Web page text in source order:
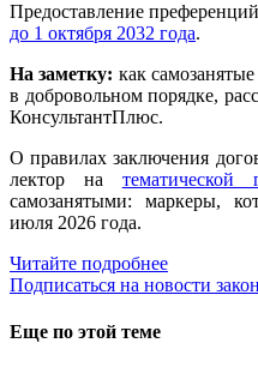
Предоставление
до 1 октября 2032 года.
На заметку: как
в добровольном порядке,
КонсультантПлюс.
О правилах заключения
лектор на тематической
самозанятыми: маркеры,
июля 2026 года.
Читайте подробнее
Подписаться на новости
Еще по этой теме